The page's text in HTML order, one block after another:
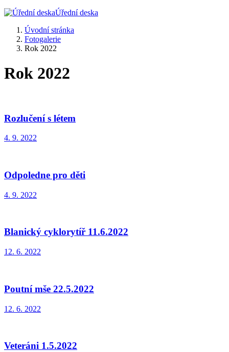
Úřední deska
Úvodní stránka
Fotogalerie
Rok 2022
Rok 2022
Rozlučení s létem
4. 9. 2022
Odpoledne pro děti
4. 9. 2022
Blanický cyklorytíř 11.6.2022
12. 6. 2022
Poutní mše 22.5.2022
12. 6. 2022
Veteráni 1.5.2022